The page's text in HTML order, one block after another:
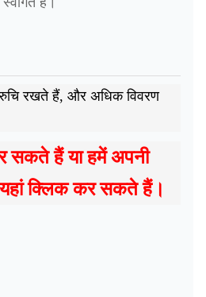
रुचि रखते हैं, और अधिक विवरण
सकते हैं या हमें अपनी
क्लिक कर सकते हैं।